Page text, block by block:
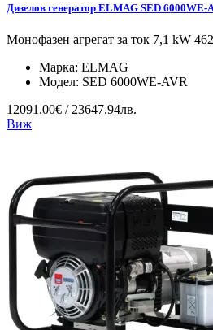
Дизелов генератор ELMAG SED 6000WE-
Монофазен агрегат за ток 7,1 kW
Марка: ELMAG
Модел: SED 6000WE-AVR
12091.00€ / 23647.94лв.
Виж